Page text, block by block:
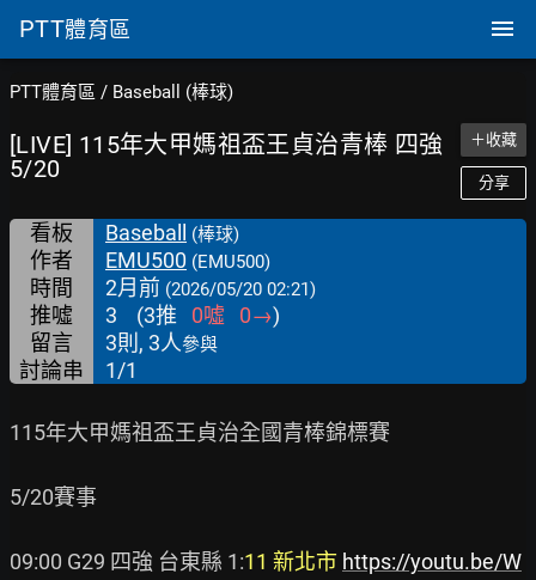
PTT體育區
PTT體育區 / Baseball (棒球)
[LIVE] 115年大甲媽祖盃王貞治青棒 四強
5/20
＋收藏
分享
看板 Baseball (棒球)
作者 EMU500 (EMU500)
時間 2月前 (2026/05/20 02:21)
推噓 3 (3推 0噓 0→)
留言
3則, 3人參與
討論串 1/1
115年大甲媽祖盃王貞治全國青棒錦標賽
5/20賽事
09:00 G29 四強 台東縣 1:11 新北市 https://youtu.be/W